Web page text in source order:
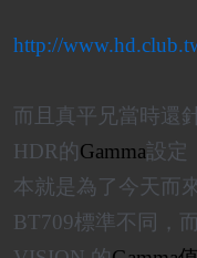
http://
而且真平兄當時還
HDR的Gamma設定
本就是為了今天而
BT709標準不同，